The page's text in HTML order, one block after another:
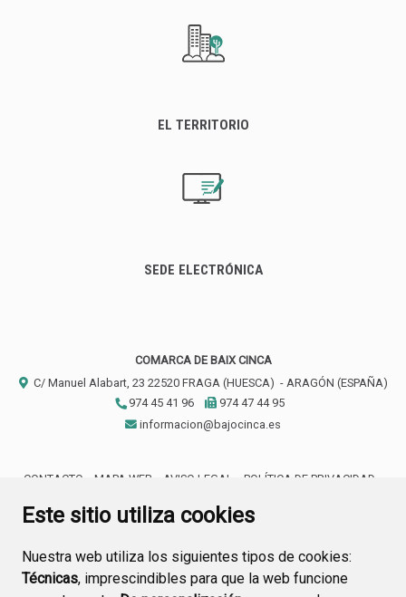
Este sitio utiliza cookies
Nuestra web utiliza los siguientes tipos de cookies:
Técnicas, imprescindibles para que la web funcione
EL TERRITORIO
SEDE ELECTRÓNICA
COMARCA DE BAIX CINCA
C/ Manuel Alabart, 23 22520 FRAGA (HUESCA) - ARAGÓN (ESPAÑA)
974 45 41 96
974 47 44 95
informacion@bajocinca.es
CONTACTO MAPA WEB AVISO LEGAL
POLÍTICA DE PRIVACIDAD